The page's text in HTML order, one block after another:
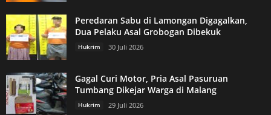
Peredaran Sabu di Lamongan Digagalkan,
Dua Pelaku Asal Grobogan Dibekuk
Hukrim 30 Juli 2026
Gagal Curi Motor, Pria Asal Pasuruan
Tumbang Dikejar Warga di Malang
Hukrim 29 Juli 2026